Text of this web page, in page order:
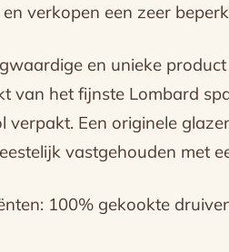
en verkopen een zeer
en unieke
van het fijnste Lombard
verpakt. Een originele
vastgehouden met
100% gekookte